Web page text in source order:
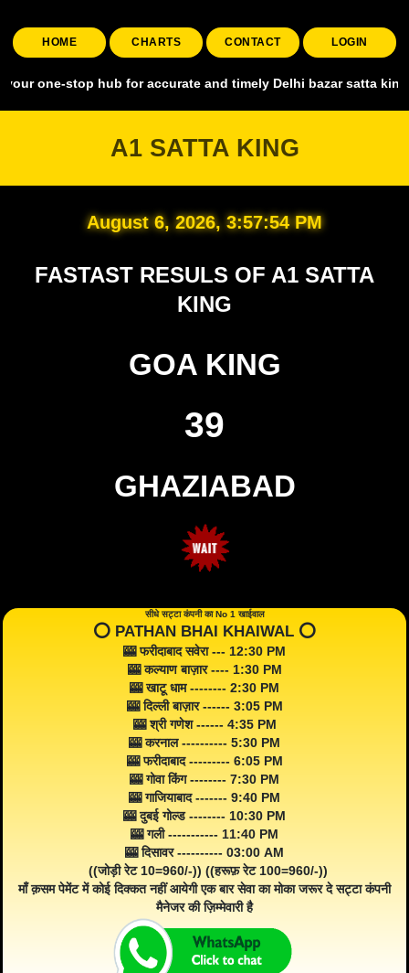
HOME CHARTS CONTACT LOGIN
hub for accurate and timely Delhi bazar satta king,
A1 SATTA KING
August 6, 2026, 3:57:55 PM
FASTAST RESULS OF A1 SATTA
KING
GOA KING
39
GHAZIABAD
सीधे सट्टा कंपनी का No 1 खाईवाल
⭕️ PATHAN BHAI KHAIWAL ⭕️
🎰 फरीदाबाद सवेरा --- 12:30 PM
🎰 कल्याण बाज़ार ---- 1:30 PM
🎰 खाटू धाम -------- 2:30 PM
🎰 दिल्ली बाज़ार ------ 3:05 PM
🎰 श्री गणेश ------ 4:35 PM
🎰 करनाल ---------- 5:30 PM
🎰 फरीदाबाद --------- 6:05 PM
🎰 गोवा किंग -------- 7:30 PM
🎰 गाजियाबाद ------- 9:40 PM
🎰 दुबई गोल्ड -------- 10:30 PM
🎰 गली ----------- 11:40 PM
🎰 दिसावर ---------- 03:00 AM
((जोड़ी रेट 10=960/-)) ((हरूफ़ रेट 100=960/-))
माँ क़सम पेमेंट में कोई दिक्कत नहीं आयेगी एक बार सेवा का मोका जरूर दे सट्टा कंपनी
मैनेजर की ज़िम्मेवारी है